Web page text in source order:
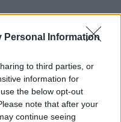
Personal Information
to third parties, or
information for
the below opt-out
note that after your
continue seeing
vartotojai.